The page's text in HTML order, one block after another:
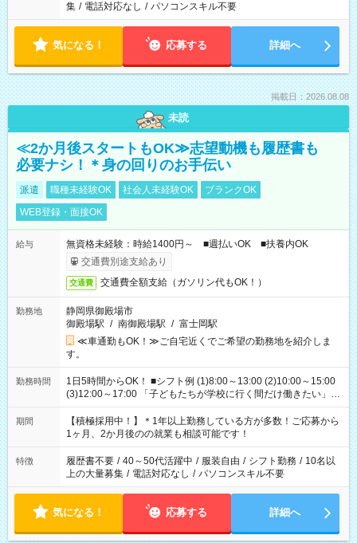
集 / 電話対応なし / パソコンスキル不要
気になる！ 応募する 詳細へ
掲載日：2026.08.08
未読
≪2か月後スタートもOK≫志望動機も履歴書も
必要ナシ！＊身の回りのお手伝い
派遣 職種未経験OK 社会人未経験OK
ブランクOK
WEB登録・面接OK
給与
無資格未経験：時給1400円～ ■週払いOK ■扶養内OK
交通費別途支給あり
交通費 交通費全額支給（ガソリン代もOK！）
勤務地
静岡県御殿場市
御殿場駅 / 南御殿場駅 / 富士岡駅
≪車通勤もOK！≫ご自宅近くでご希望の勤務地を紹介しま
す。
勤務時間
1日5時間からOK！ ■シフト例 (1)8:00～13:00 (2)10:00～15:00
(3)12:00～17:00 「子どもたちが学校に行く間だけ働きたい」
「余裕を持って夕飯の準備がしたい」 「午前中は働いて、午後
はプライベートの時間にしたい」 など、ご希望を教えてくださ
いね。 ※Wワーク希望の方へ 今ご覧のお仕事で希望する勤務時
間と、もう1つのお仕事の勤務時間。 合計で週40時間を超える
場合は応募できません。
期間
【積極採用中！】＊1年以上勤務している方が多数！ご応募から
1ヶ月、2か月後のの就業も相談可能です！
特徴 履歴書不要 / 40～50代活躍中 / 服装自由 / シフト勤務 / 10名以
上の大量募集 / 電話対応なし / パソコンスキル不要
気になる！ 応募する 詳細へ